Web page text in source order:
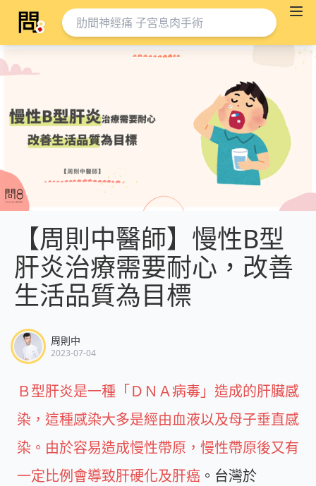
【周則中醫師】慢性B型
肝炎治療需要耐心，改善
生活品質為目標
周則中
2023-07-04
Ｂ型肝炎是一種「ＤＮＡ病毒」造成的肝臟感
染，這種感染大多是經由血液以及母子垂直感
染。由於容易造成慢性帶原，慢性帶原後又有
一定比例會導致肝硬化及肝癌 。台灣於